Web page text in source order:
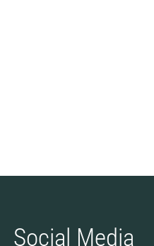
Social Media